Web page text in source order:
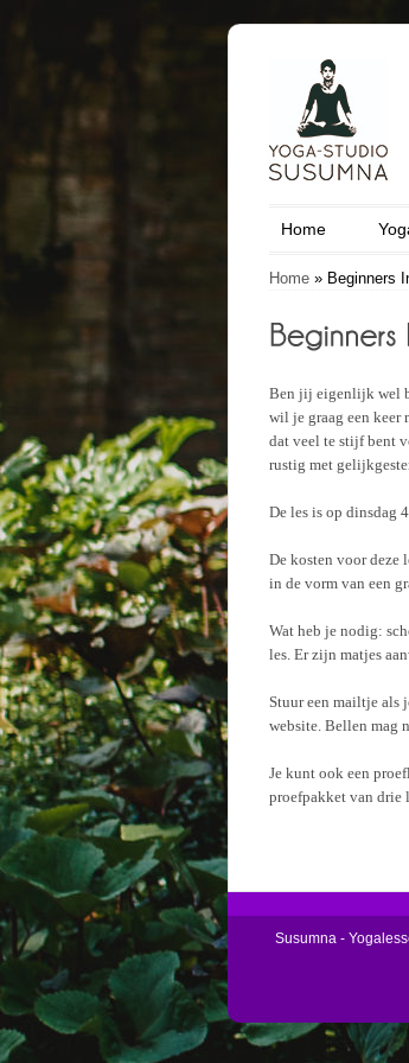
Home
Home » Beginners
Ben jij eigenlijk wel
wil je graag een keer
dat veel te stijf bent
rustig met
De les is op dinsdag
De kosten voor deze
in de vorm van een
Wat heb je nodig:
les. Er zijn matjes
Stuur een mailtje als
website. Bellen mag
Je kunt ook een
proefpakket van drie
Susumna -